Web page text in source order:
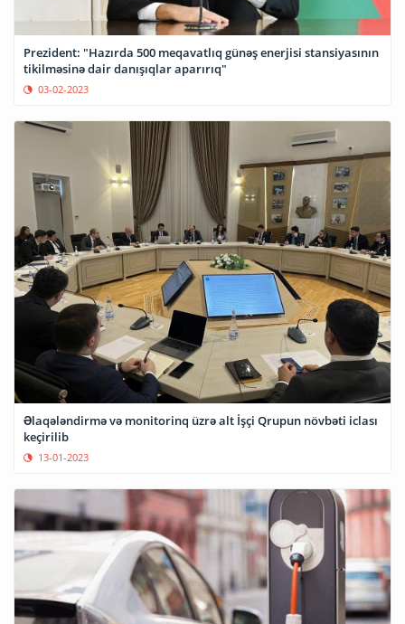
Prezident: "Hazırda 500 meqavatlıq günəş enerjisi stansiyasının
tikilməsinə dair danışıqlar aparırıq"
03-02-2023
Əlaqələndirmə və monitorinq üzrə alt İşçi Qrupun növbəti iclası
keçirilib
13-01-2023